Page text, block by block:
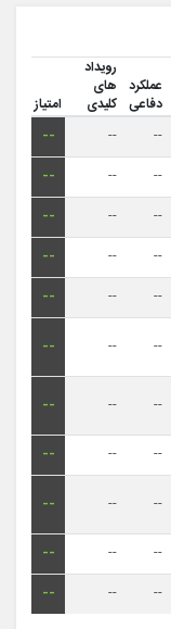
عملکرد
دفاعی
رویداد
های
کلیدی
امتیاز
--
--
--
--
--
--
--
--
--
--
--
--
--
--
--
--
--
--
--
--
--
--
--
--
--
--
--
--
--
--
--
--
--